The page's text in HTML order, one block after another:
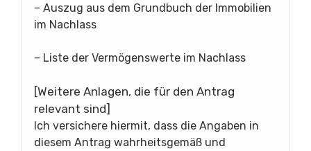
– Auszug aus dem Grundbuch der Immobilien
im Nachlass
– Liste der Vermögenswerte im Nachlass
[Weitere Anlagen, die für den Antrag
relevant sind]
Ich versichere hiermit, dass die Angaben in
diesem Antrag wahrheitsgemäß und